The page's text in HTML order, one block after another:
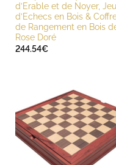
d’Erable et de Noyer, Jeu
d’Echecs en Bois &
de Rangement en Bois
Rose Doré
244.54€